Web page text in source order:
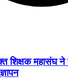
शिक्षक महासंघ ने